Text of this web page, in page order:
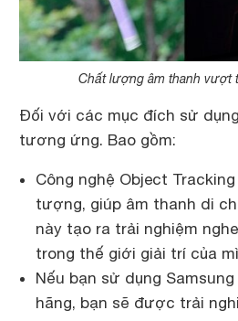
Chất lượng âm thanh vượt
Đối với các mục đích sử
tương ứng. Bao gồm:
Công nghệ Object
tượng, giúp âm thanh di
này tạo ra trải nghiệm
trong thế giới giải trí của
Nếu bạn sử dụng
hãng, bạn sẽ được trải